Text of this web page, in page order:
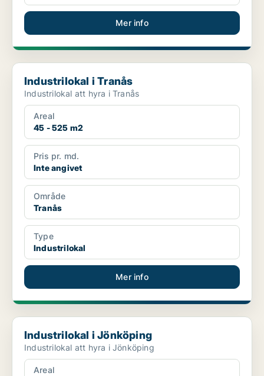
Mer info
Industrilokal i Tranås
Industrilokal i Tranås
Industrilokal att hyra i Tranås
Areal
45 - 525 m2
Pris pr. md.
Inte angivet
Område
Tranås
Type
Industrilokal
Mer info
Industrilokal i Jönköping
Industrilokal i Jönköping
Industrilokal att hyra i Jönköping
Areal